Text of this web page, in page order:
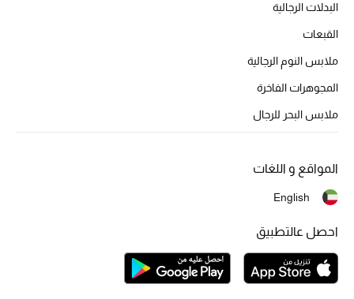
أحذية مختارة
خصومات
الجديد في عالم الجمال
البدلات الرجالية
القبعات
ملابس النوم الرجالية
المجوهرات الفاخرة
ملابس البحر للرجال
المواقع و اللغات
English
احصل عالتطبيق